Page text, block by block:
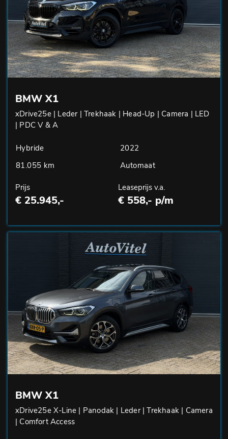
BMW X1
xDrive25e | Leder | Trekhaak | Head-Up | Camera | LED
| PDC V & A
Hybride
2022
81.055 km
Automaat
Prijs
€ 25.945,-
Leaseprijs v.a.
€ 558,- p/m
BMW X1
xDrive25e X-Line | Panodak | Leder | Trekhaak | Camera
| Comfort Access